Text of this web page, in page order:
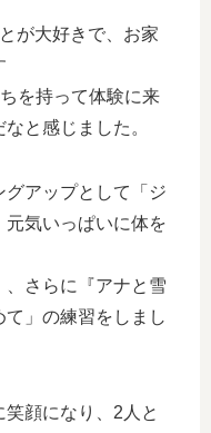
が大好きで、お家
を持って体験に来
と感じました。
グアップとして「ジ
元気いっぱいに体を
さらに『アナと雪
」の練習をしまし
顔になり、2人と